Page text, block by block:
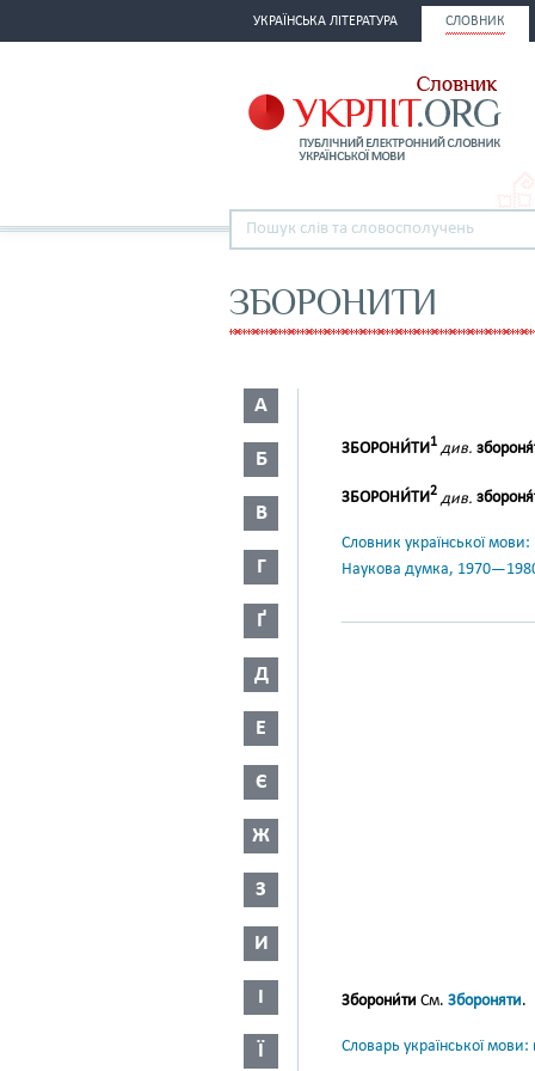
УКРАЇНСЬКА ЛІТЕРАТУРА СЛОВНИК
ЗБОРОНИТИ
А
Б
В
Г
Ґ
Д
Е
Є
Ж
З
И
І
Ї
ЗБОРОНИ́ТИ1 див.
ЗБОРОНИ́ТИ2 див.
Словник української
Наукова думка,
Зборони́ти См. Збороняти.
Словарь української